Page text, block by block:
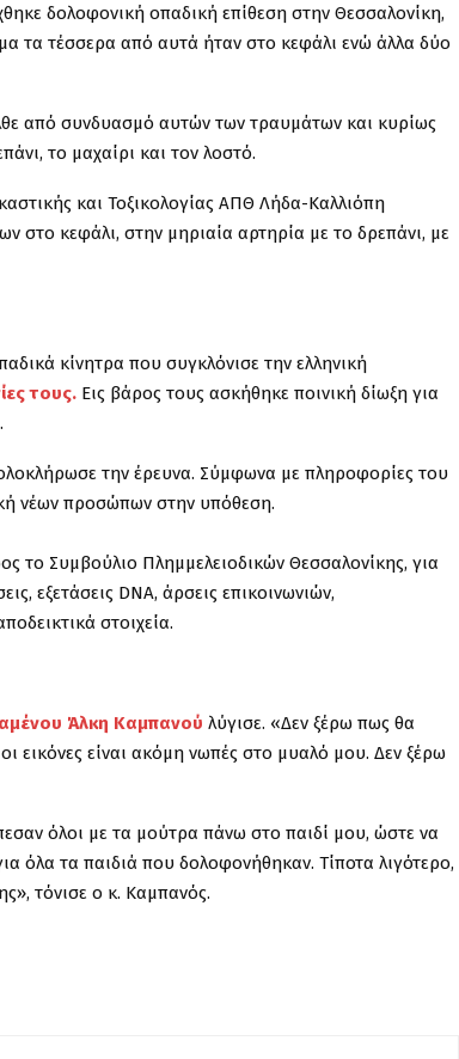
δολοφονική οπαδική επίθεση στην Θεσσαλονίκη,
τα τέσσερα από αυτά ήταν στο κεφάλι ενώ άλλα δύο
από συνδυασμό αυτών των τραυμάτων και κυρίως
το μαχαίρι και τον λοστό.
και Τοξικολογίας ΑΠΘ Λήδα-Καλλιόπη
στο κεφάλι, στην μηριαία αρτηρία με το δρεπάνι, με
κίνητρα που συγκλόνισε την ελληνική
τους. Εις βάρος τους ασκήθηκε ποινική δίωξη για
την έρευνα. Σύμφωνα με πληροφορίες του
νέων προσώπων στην υπόθεση.
το Συμβούλιο Πλημμελειοδικών Θεσσαλονίκης, για
εξετάσεις DNA, άρσεις επικοινωνιών,
στοιχεία.
Άλκη Καμπανού λύγισε. «Δεν ξέρω πως θα
εικόνες είναι ακόμη νωπές στο μυαλό μου. Δεν ξέρω
όλοι με τα μούτρα πάνω στο παιδί μου, ώστε να
όλα τα παιδιά που δολοφονήθηκαν. Τίποτα λιγότερο,
τόνισε ο κ. Καμπανός.